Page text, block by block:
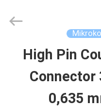
HAUSE
Technology
High Pin
Connector
0,635